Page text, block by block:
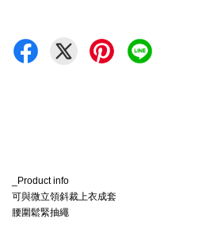
_Product info
可與微立領斜裁上衣成套
腰圍鬆緊抽繩